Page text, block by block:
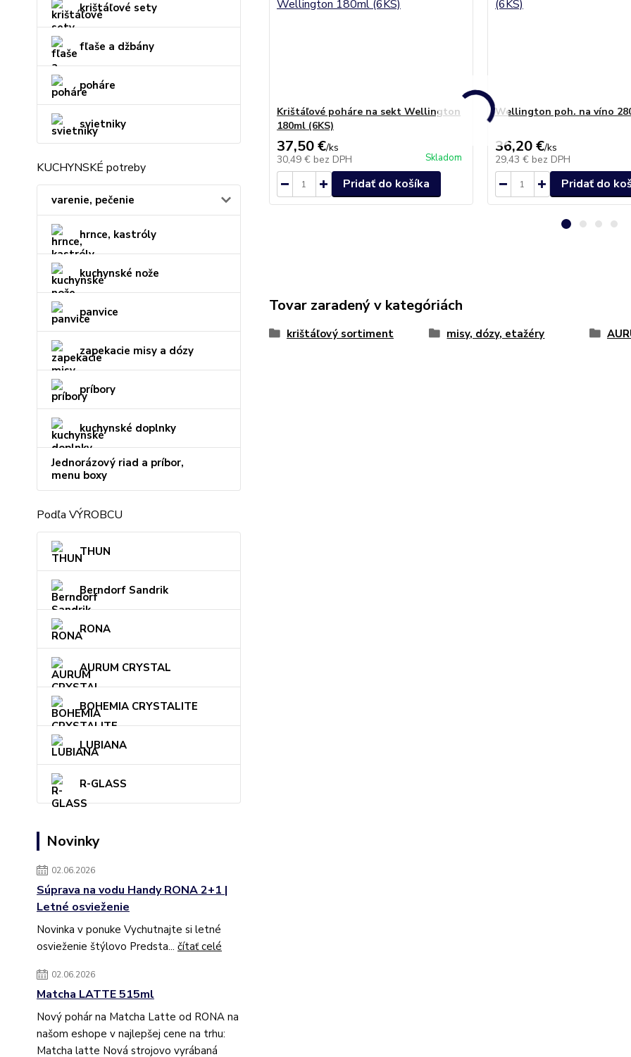
krištáľové sety
fľaše a džbány
poháre
svietniky
KUCHYNSKÉ potreby
varenie, pečenie
hrnce, kastróly
kuchynské nože
panvice
zapekacie misy a dózy
príbory
kuchynské doplnky
Jednorázový riad a príbor,
menu boxy
Podľa VÝROBCU
THUN
Berndorf Sandrik
RONA
AURUM CRYSTAL
BOHEMIA CRYSTALITE
LUBIANA
R-GLASS
Novinky
02.06.2026
Súprava na vodu Handy RONA 2+1 |
Letné osvieženie
Novinka v ponuke Vychutnajte si letné
osvieženie štýlovo Predsta... čítať celé
02.06.2026
Matcha LATTE 515ml
Nový pohár na Matcha Latte od RONA na
našom eshope v najlepšej cene na trhu:
Matcha latte Nová strojovo vyrábaná
Krištáľové poháre na sekt Wellington
180ml (6KS)
37,50 €/ks
30,49 € bez DPH Skladom
Pridať do košíka
Wellington poh. na víno
36,20 €/ks
29,43 € bez DPH
Pridať do
Tovar zaradený v kategóriách
krištáľový sortiment misy, dózy, etažéry